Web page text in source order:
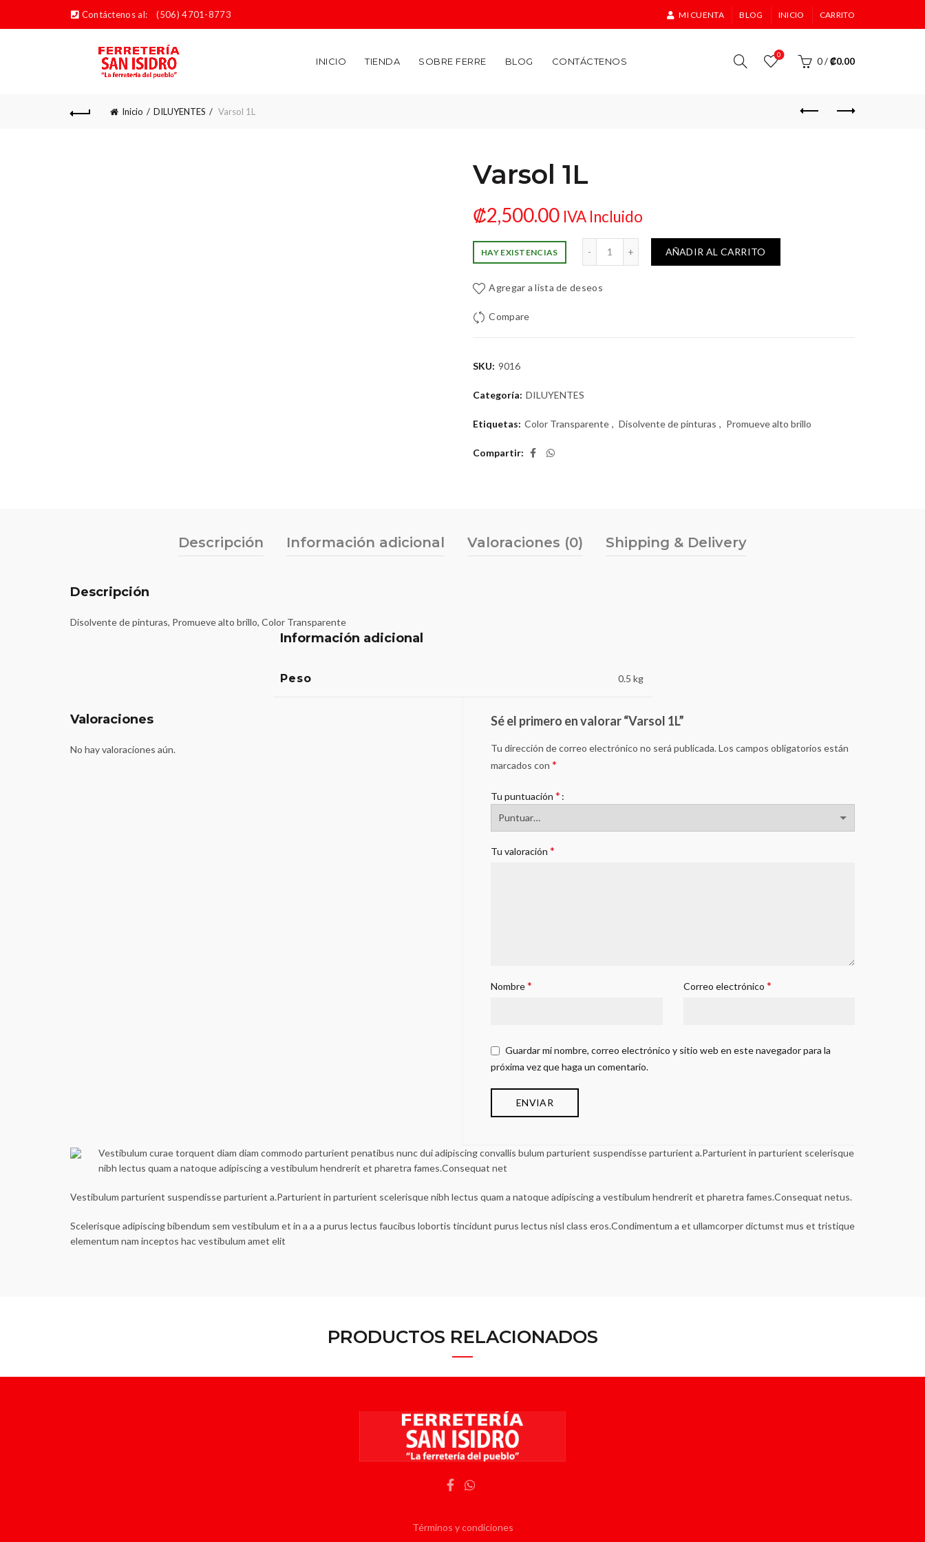
Contáctenos al: (506) 4701-8773 MI CUENTA BLOG INICIO CARRITO
INICIO TIENDA SOBRE FERRE BLOG CONTÁCTENOS
0
0/₡0.00
Inicio DILUYENTES Varsol 1L
Varsol 1L
₡2,500.00 IVA Incluido
HAY EXISTENCIAS AÑADIR AL CARRITO
Agregar a lista de deseos
Compare
SKU: 9016
Categoría: DILUYENTES
Etiquetas: Color Transparente , Disolvente de pinturas , Promueve alto brillo
Compartir
Descripción Información adicional Valoraciones (0) Shipping & Delivery
Descripción
Disolvente de pinturas, Promueve alto brillo, Color Transparente
Información adicional
Peso 0.5 kg
Valoraciones
No hay valoraciones aún.
Sé el primero en valorar “Varsol 1L”
Tu dirección de correo electrónico no será publicada.Los campos obligatorios están
marcados con *
Tu puntuación *
Tu valoración *
Nombre* Correo electrónico *
Guardar mi nombre, correo electrónico y sitio web en este navegador para la
próxima vez que haga un comentario.
Vestibulum curae torquent diam diam commodo parturient penatibus nunc dui adipiscing convallis bulum parturient suspendisse parturient a.Parturient in parturient scelerisque
nibh lectus quam a natoque adipiscing a vestibulum hendrerit et pharetra fames.Consequat net
Vestibulum parturient suspendisse parturient a.Parturient in parturient scelerisque nibh lectus quam a natoque adipiscing a vestibulum hendrerit et pharetra fames.Consequat netus.
Scelerisque adipiscing bibendum sem vestibulum et in a a a purus lectus faucibus lobortis tincidunt purus lectus nisl class eros.Condimentum a et ullamcorper dictumst mus et tristique
elementum nam inceptos hac vestibulum amet elit
PRODUCTOS RELACIONADOS
Términos y condiciones